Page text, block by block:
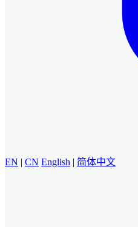
EN | CN English | 简体中文